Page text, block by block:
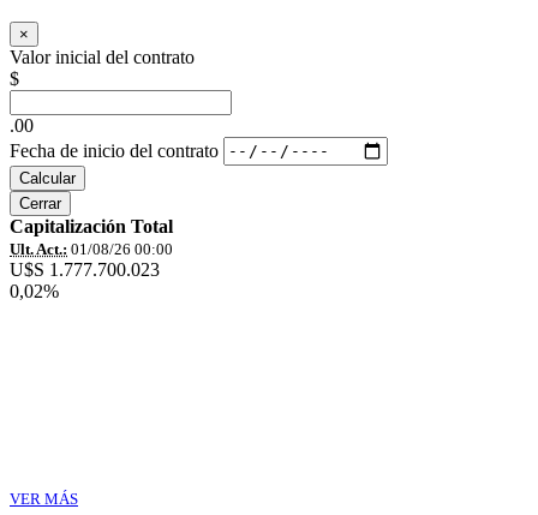
×
Valor inicial del contrato
$
.00
Fecha de inicio del contrato
Calcular
Cerrar
Capitalización Total
Ult. Act.: 01/08/26 00:00
U$S 1.777.700.023
0,02%
VER MÁS